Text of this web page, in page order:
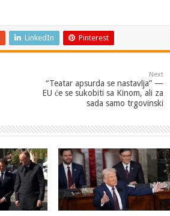
LinkedIn Pinterest
Next
“Teatar apsurda se nastavlja” —
EU će se sukobiti sa Kinom, ali za
sada samo trgovinski